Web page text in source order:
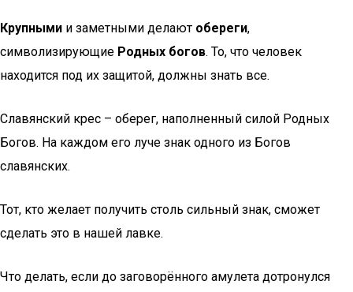
Крупными и заметными делают обереги,
символизирующие Родных богов. То, что человек
находится под их защитой, должны знать все.
Славянский крес – оберег, наполненный силой Родных
Богов. На каждом его луче знак одного из Богов
славянских.
Тот, кто желает получить столь сильный знак, сможет
сделать это в нашей лавке.
Что делать, если до заговорённого амулета дотронулся